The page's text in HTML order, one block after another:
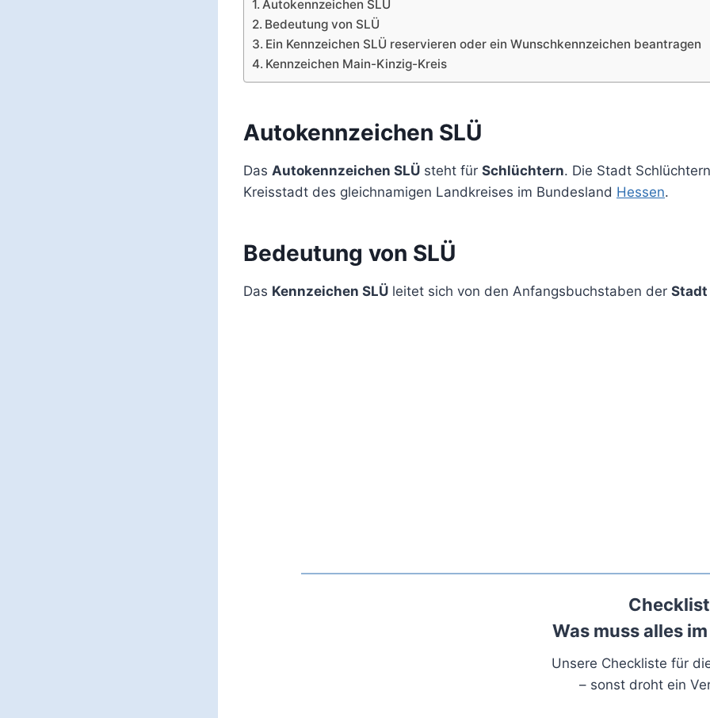
Autokennzeichen SLÜ
Bedeutung von SLÜ
Ein Kennzeichen SLÜ reservieren oder ein Wunschkennzeichen beantragen
Kennzeichen Main-Kinzig-Kreis
Autokennzeichen SLÜ
Das Autokennzeichen SLÜ steht für Schlüchtern. Die Stadt
Kreisstadt des gleichnamigen Landkreises im Bundesland Hessen.
Bedeutung von SLÜ
Das Kennzeichen SLÜ leitet sich von den Anfangsbuchstaben der
Was muss alles
Unsere Checkliste für
– sonst droht ein